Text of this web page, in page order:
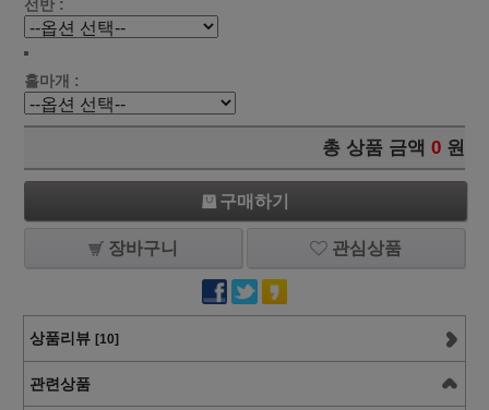
선반 :
홀마개 :
총 상품 금액 0 원
구매하기
장바구니 관심상품
상품리뷰 [10]
관련상품